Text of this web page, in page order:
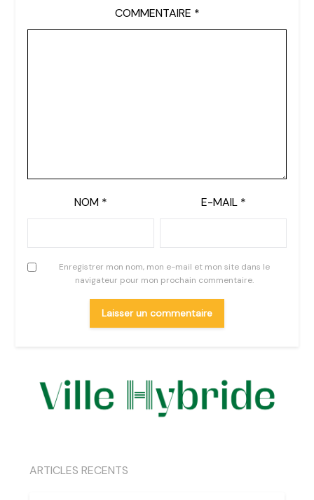
COMMENTAIRE *
NOM * E-MAIL *
Enregistrer mon nom, mon e-mail et mon site dans le
navigateur pour mon prochain commentaire.
ARTICLES RECENTS